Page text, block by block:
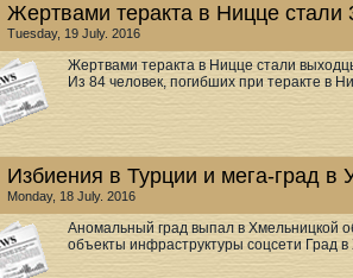
Жертвами теракта в Ницце стали
Tuesday, 19 July. 2016
Жертвами теракта в Ницце стали
Из 84 человек, погибших при теракте в
Избиения в Турции и мега-град в
Monday, 18 July. 2016
Аномальный град выпал в Хмельницкой
объекты инфраструктуры соцсети Град